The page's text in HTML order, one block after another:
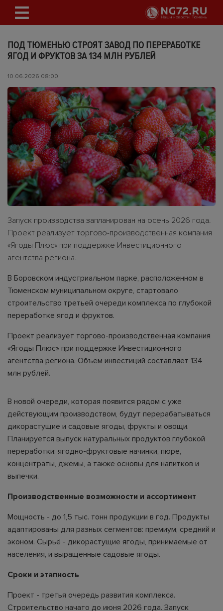
ПОД ТЮМЕНЬЮ СТРОЯТ ЗАВОД ПО ПЕРЕРАБОТКЕ
ЯГОД И ФРУКТОВ ЗА 134 МЛН РУБЛЕЙ
10.06.2026 08:00
Запуск производства запланирован на осень 2026 года.
Проект реализует торгово-производственная компания
«Ягоды Плюс» при поддержке Инвестиционного
агентства региона.
В Боровском индустриальном парке, расположенном в
Тюменском муниципальном округе, стартовало
строительство третьей очереди комплекса по глубокой
переработке ягод и фруктов.
Проект реализует торгово-производственная компания
«Ягоды Плюс» при поддержке Инвестиционного
агентства региона. Объём инвестиций составляет 134
млн рублей.
В новой очереди, которая появится рядом с уже
действующим производством, будут перерабатываться
дикорастущие и садовые ягоды, фрукты и овощи.
Планируется выпуск натуральных продуктов глубокой
переработки: ягодно-фруктовые начинки, пюре,
концентраты, джемы, а также основы для напитков и
выпечки.
Производственные возможности и ассортимент
Мощность - до 1,5 тыс. тонн продукции в год. Продукты
адаптированы для разных сегментов: премиум, средний и
эконом. Сырьё - дикорастущие ягоды, принимаемые от
населения, и выращенные садовые ягоды.
Сроки и этапность
Проект - третья очередь развития комплекса.
Строительство начато до июня 2026 года. Запуск